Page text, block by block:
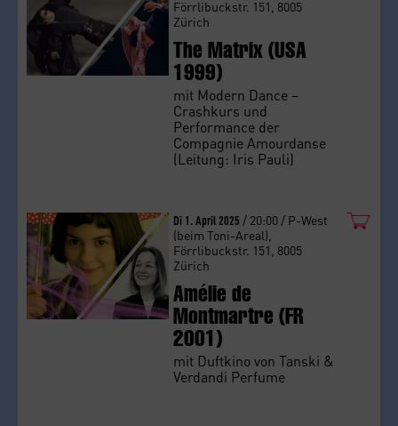
Förrlibuckstr. 151, 8005
Zürich
The Matrix (USA
1999)
mit Modern Dance –
Crashkurs und
Performance der
Compagnie Amourdanse
(Leitung: Iris Pauli)
Di 1. April 2025 / 20:00 / P-West
(beim Toni-Areal),
Förrlibuckstr. 151, 8005
Zürich
Amélie de
Montmartre (FR
2001)
mit Duftkino von Tanski &
Verdandi Perfume